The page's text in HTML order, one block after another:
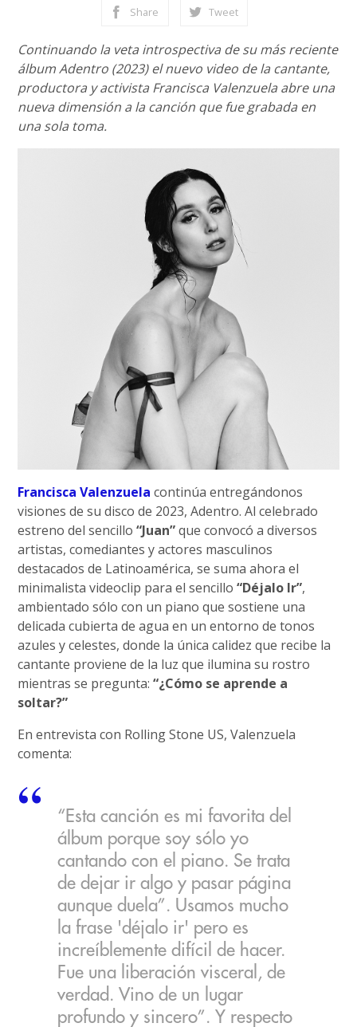
Share Tweet
Continuando la veta introspectiva de su más reciente
álbum Adentro (2023) el nuevo video de la cantante,
productora y activista Francisca Valenzuela abre una
nueva dimensión a la canción que fue grabada en
una sola toma.
Francisca Valenzuela continúa entregándonos
visiones de su disco de 2023, Adentro. Al celebrado
estreno del sencillo“Juan”que convocó a diversos
artistas, comediantes y actores masculinos
destacados de Latinoamérica, se suma ahora el
minimalista videoclip para el sencillo“Déjalo Ir”,
ambientado sólo con un piano que sostiene una
delicada cubierta de agua en un entorno de tonos
azules y celestes, donde la única calidez que recibe la
cantante proviene de la luz que ilumina su rostro
mientras se pregunta:“¿Cómo se aprende a
soltar?”
En entrevista con Rolling Stone US, Valenzuela
comenta:
“Esta canción es mi favorita del
álbum porque soy sólo yo
cantando con el piano. Se trata
de dejar ir algo y pasar página
aunque duela”. Usamos mucho
la frase 'déjalo ir' pero es
increíblemente difícil de hacer.
Fue una liberación visceral, de
verdad. Vino de un lugar
profundo y sincero”. Y respecto